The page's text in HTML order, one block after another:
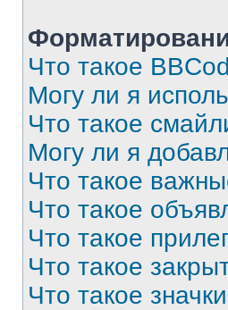
Что такое
Могу ли я
Что такое
Могу ли я
Что такое
Что такое
Что такое
Что такое
Что такое